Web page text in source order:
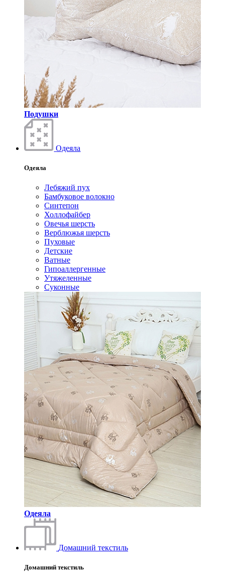
Подушки
Одеяла
Одеяла
Лебяжий пух
Бамбуковое волокно
Синтепон
Холлофайбер
Овечья шерсть
Верблюжья шерсть
Пуховые
Детские
Ватные
Гипоаллергенные
Утяжеленные
Суконные
Одеяла
Домашний текстиль
Домашний текстиль